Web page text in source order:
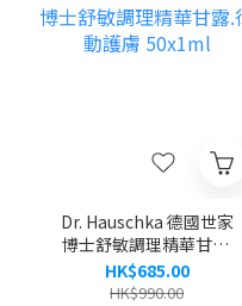
Dr. Hauschka 德國世家
博士舒敏調理精華甘露.
律動護膚 50x1ml
HK$685.00
HK$990.00